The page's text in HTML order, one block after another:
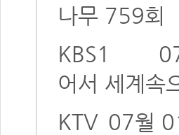
나무 759회
KBS1
어서 세계속
KTV 07월